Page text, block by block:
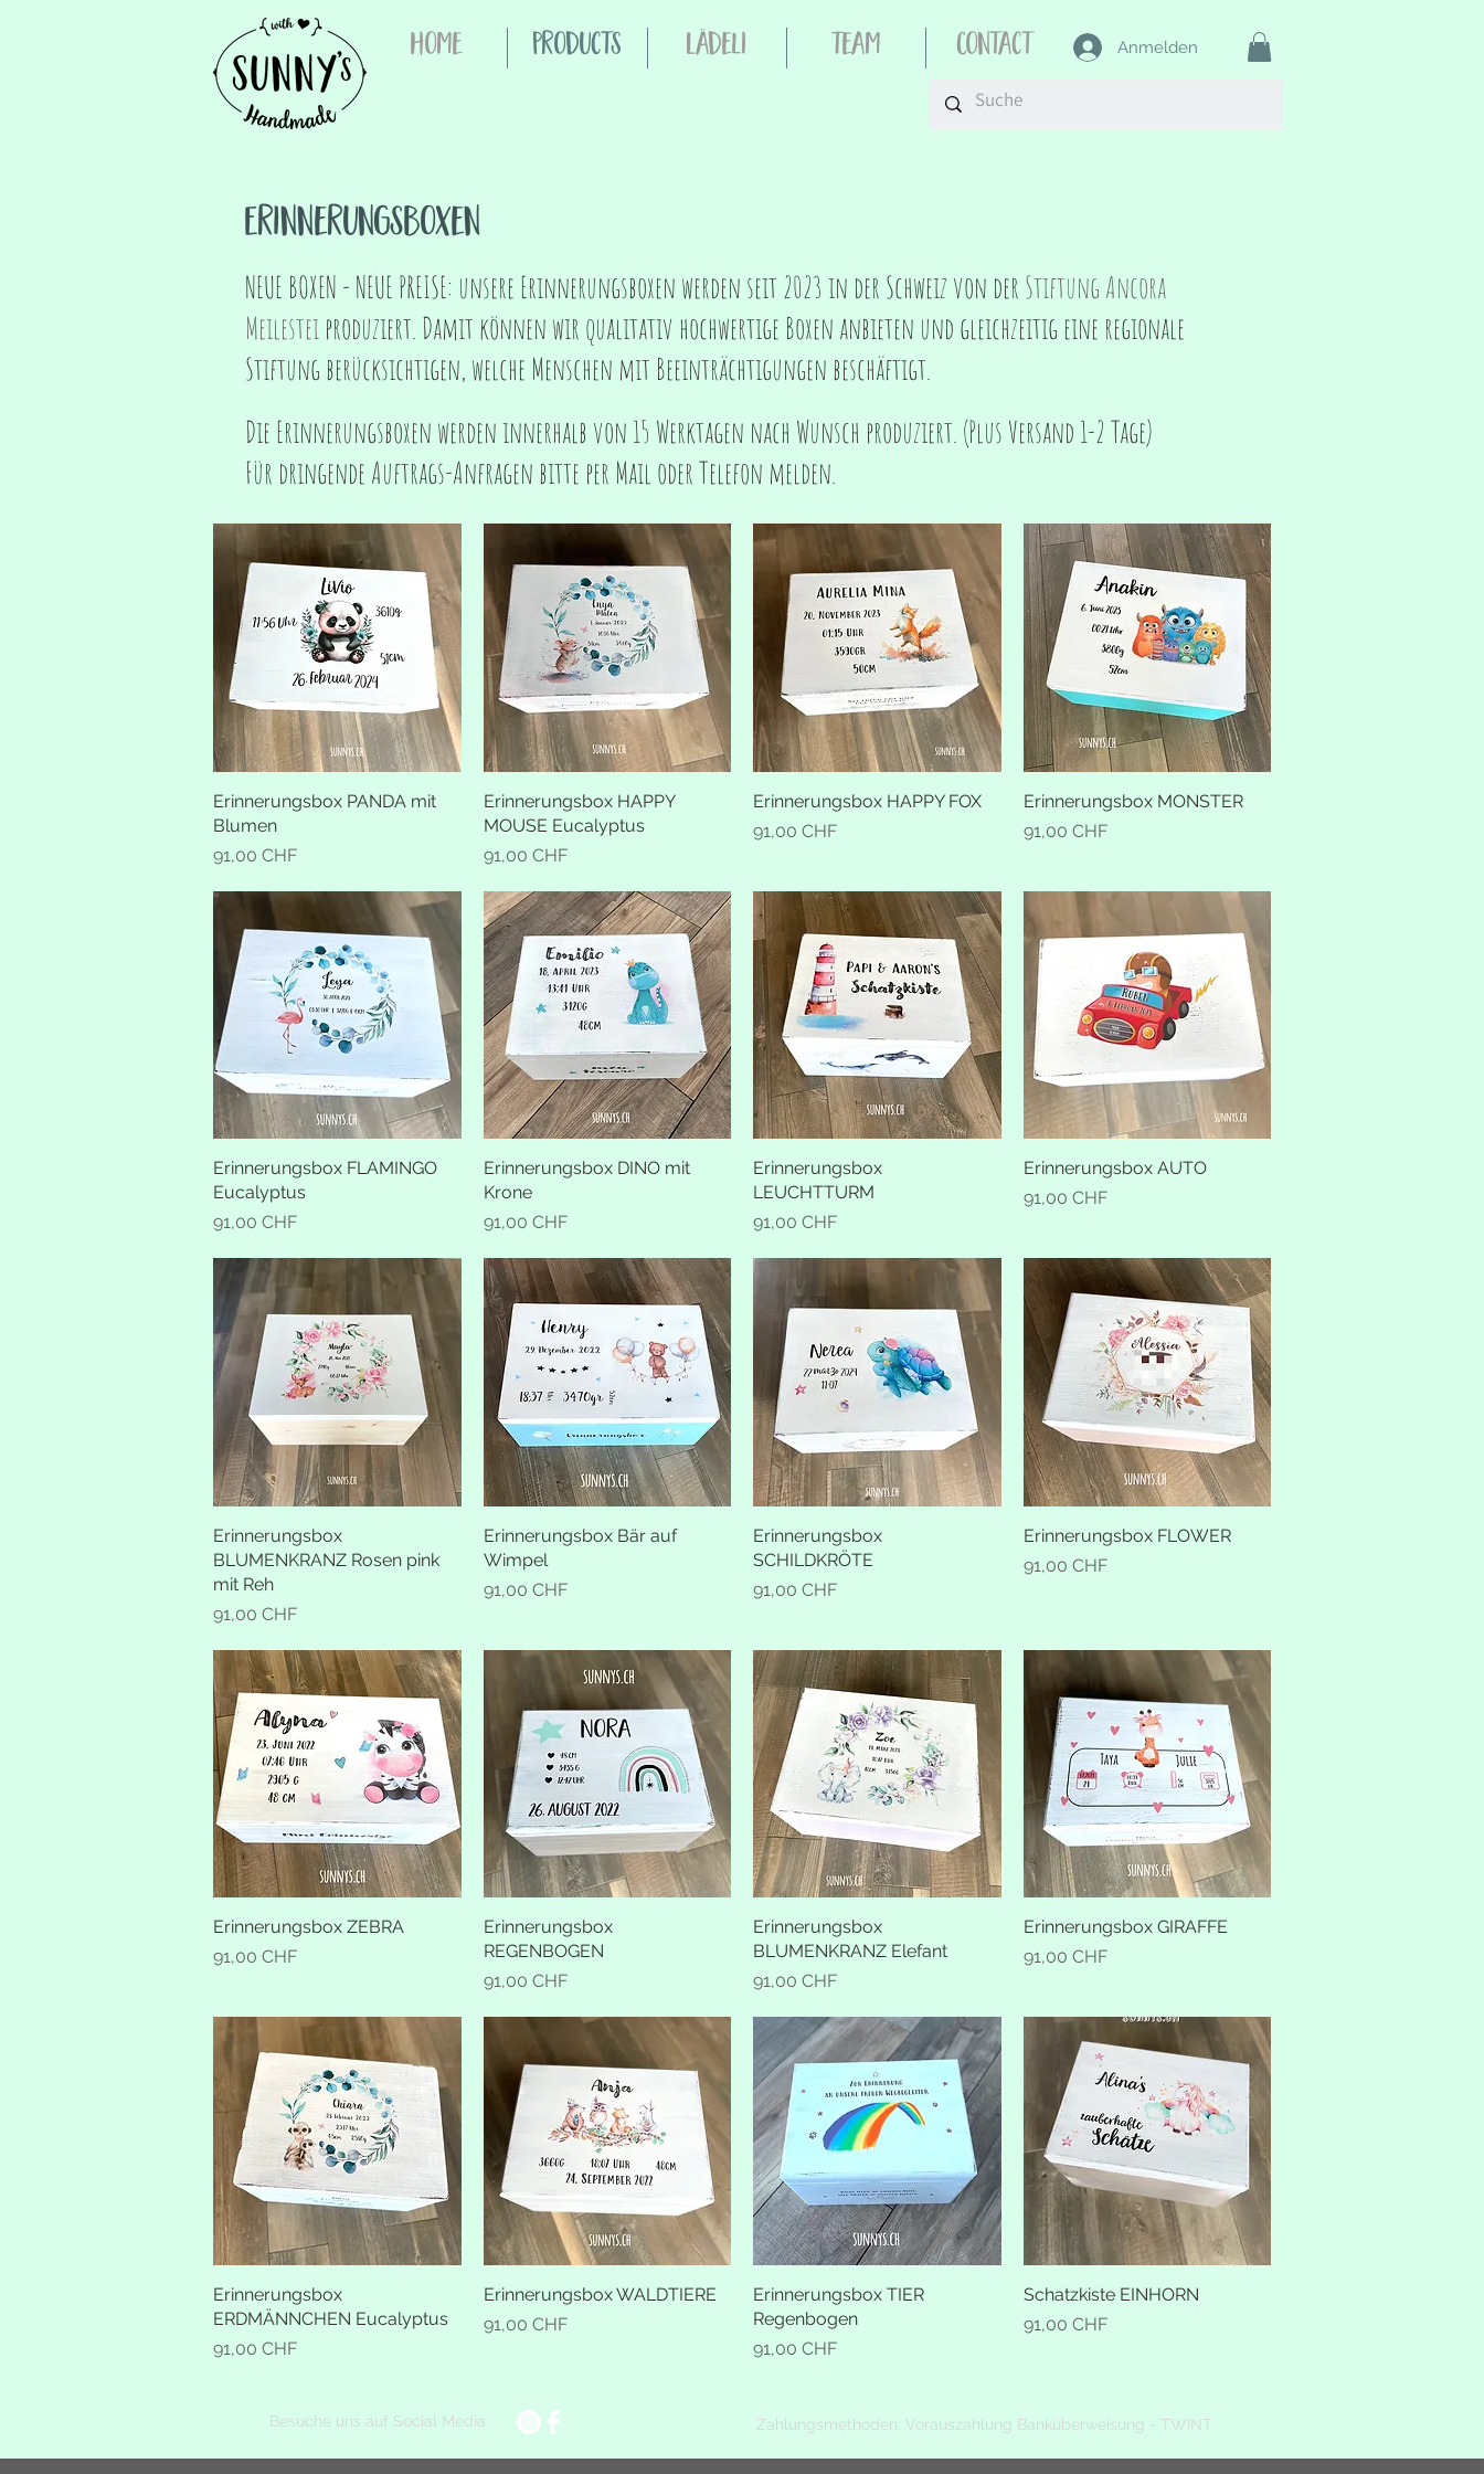
Home Products Lädeli Team Contact Anmelden
Erinnerungsboxen
Die Erinnerungsboxen werden innerhalb von 15 Werktagen nach Wunsch produziert. (Plus Versand 1-2 Tage)
Für dringende Auftrags-Anfragen bitte per Mail oder Telefon melden.
NEUE BOXEN - NEUE PREISE: unsere Erinnerungsboxen werden seit 2023 in der Schweiz von der Stiftung Ancora
Meilestei produziert. Damit können wir qualitativ hochwertige Boxen anbieten und gleichzeitig eine regionale
Stiftung berücksichtigen, welche Menschen mit Beeinträchtigungen beschäftigt.
Schnellansicht
Erinnerungsbox PANDA mit
Blumen
Preis
91,00 CHF
Schnellansicht
Erinnerungsbox HAPPY
MOUSE Eucalyptus
Preis
91,00 CHF
Schnellansicht
Erinnerungsbox HAPPY FOX
Preis
91,00 CHF
Schnellansicht
Erinnerungsbox MONSTER
Preis
91,00 CHF
Schnellansicht
Erinnerungsbox FLAMINGO
Eucalyptus
Preis
91,00 CHF
Schnellansicht
Erinnerungsbox DINO mit
Krone
Preis
91,00 CHF
Schnellansicht
Erinnerungsbox
LEUCHTTURM
Preis
91,00 CHF
Schnellansicht
Erinnerungsbox AUTO
Preis
91,00 CHF
Schnellansicht
Erinnerungsbox
BLUMENKRANZ Rosen pink
mit Reh
Preis
91,00 CHF
Schnellansicht
Erinnerungsbox Bär auf
Wimpel
Preis
91,00 CHF
Schnellansicht
Erinnerungsbox
SCHILDKRÖTE
Preis
91,00 CHF
Schnellansicht
Erinnerungsbox FLOWER
Preis
91,00 CHF
Schnellansicht
Erinnerungsbox ZEBRA
Preis
91,00 CHF
Schnellansicht
Erinnerungsbox
REGENBOGEN
Preis
91,00 CHF
Schnellansicht
Erinnerungsbox
BLUMENKRANZ Elefant
Preis
91,00 CHF
Schnellansicht
Erinnerungsbox GIRAFFE
Preis
91,00 CHF
Schnellansicht
Erinnerungsbox
ERDMÄNNCHEN Eucalyptus
Preis
91,00 CHF
Schnellansicht
Erinnerungsbox WALDTIERE
Preis
91,00 CHF
Schnellansicht
Erinnerungsbox TIER
Regenbogen
Preis
91,00 CHF
Schnellansicht
Schatzkiste EINHORN
Preis
91,00 CHF
Besuche uns auf Social Media: Zahlungsmethoden: Vorauszahlung Banküberweisung - TWINT